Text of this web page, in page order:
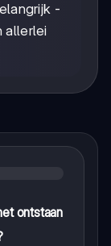
-
allerlei
ontstaan